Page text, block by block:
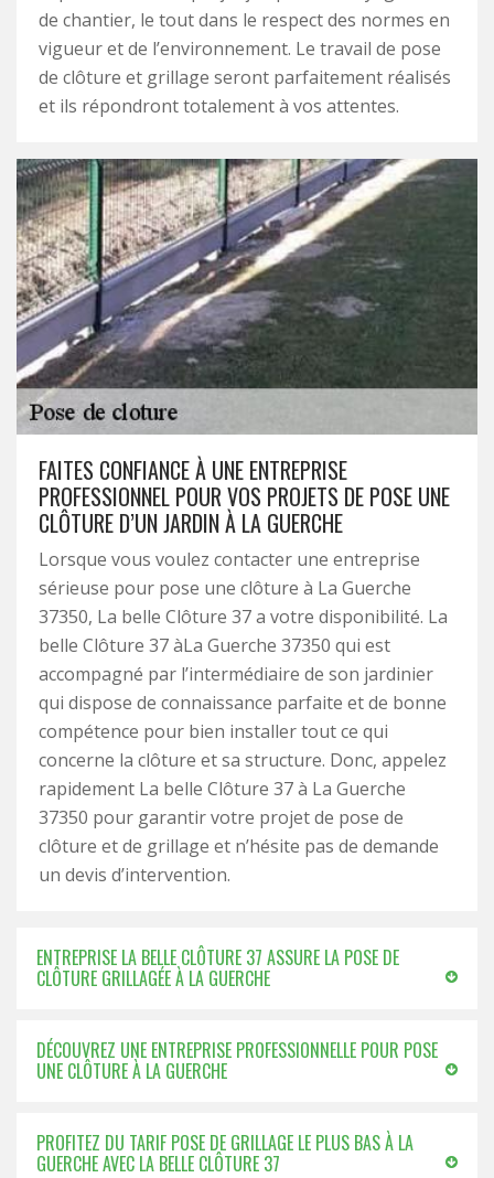
de chantier, le tout dans le respect des normes en
vigueur et de l’environnement. Le travail de pose
de clôture et grillage seront parfaitement réalisés
et ils répondront totalement à vos attentes.
FAITES CONFIANCE À UNE ENTREPRISE
PROFESSIONNEL POUR VOS PROJETS DE POSE UNE
CLÔTURE D’UN JARDIN À LA GUERCHE
Lorsque vous voulez contacter une entreprise
sérieuse pour pose une clôture à La Guerche
37350, La belle Clôture 37 a votre disponibilité. La
belle Clôture 37 àLa Guerche 37350 qui est
accompagné par l’intermédiaire de son jardinier
qui dispose de connaissance parfaite et de bonne
compétence pour bien installer tout ce qui
concerne la clôture et sa structure. Donc, appelez
rapidement La belle Clôture 37 à La Guerche
37350 pour garantir votre projet de pose de
clôture et de grillage et n’hésite pas de demande
un devis d’intervention.
ENTREPRISE LA BELLE CLÔTURE 37 ASSURE LA POSE DE
CLÔTURE GRILLAGÉE À LA GUERCHE
DÉCOUVREZ UNE ENTREPRISE PROFESSIONNELLE POUR POSE
UNE CLÔTURE À LA GUERCHE
PROFITEZ DU TARIF POSE DE GRILLAGE LE PLUS BAS À LA
GUERCHE AVEC LA BELLE CLÔTURE 37